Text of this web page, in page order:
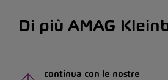
Di più AMAG
continua con le nostre